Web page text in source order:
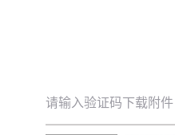
请输入验证码下载附件